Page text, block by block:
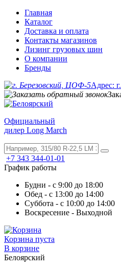
Главная
Каталог
Доставка и оплата
Контакты магазинов
Лизинг грузовых шин
О компании
Бренды
Адрес:
Официальный
дилер Long March
+7 343 344-01-01
График работы
Будни - с 9:00 до 18:00
Обед - с 13:00 до 14:00
Суббота - с 10:00 до 14:00
Воскресение - Выходной
Корзина пуста
В корзине
Белоярский